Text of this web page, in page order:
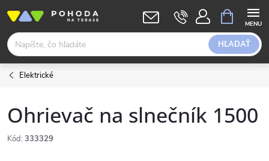
obsah
HĽADAŤ
KOŠÍK
Elektrické
Ohrievač na slnečník 1500
Kód: 333329